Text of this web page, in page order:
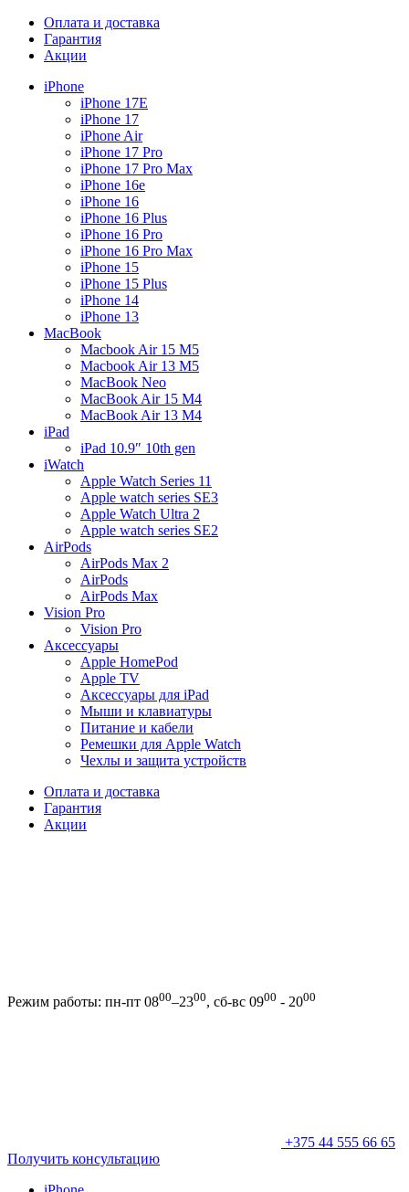
Оплата и доставка
Гарантия
Акции
iPhone
iPhone 17E
iPhone 17
iPhone Air
iPhone 17 Pro
iPhone 17 Pro Max
iPhone 16e
iPhone 16
iPhone 16 Plus
iPhone 16 Pro
iPhone 16 Pro Max
iPhone 15
iPhone 15 Plus
iPhone 14
iPhone 13
MacBook
Macbook Air 15 M5
Macbook Air 13 M5
MacBook Neo
MacBook Air 15 M4
MacBook Air 13 M4
iPad
iPad 10.9″ 10th gen
iWatch
Apple Watch Series 11
Apple watch series SE3
Apple Watch Ultra 2
Apple watch series SE2
AirPods
AirPods Max 2
AirPods
AirPods Max
Vision Pro
Vision Pro
Аксессуары
Apple HomePod
Apple TV
Аксессуары для iPad
Мыши и клавиатуры
Питание и кабели
Ремешки для Apple Watch
Чехлы и защита устройств
Оплата и доставка
Гарантия
Акции
Режим работы: пн-пт 0800–2300, сб-вс 0900 - 2000
+375 44 555 66 65
Получить консультацию